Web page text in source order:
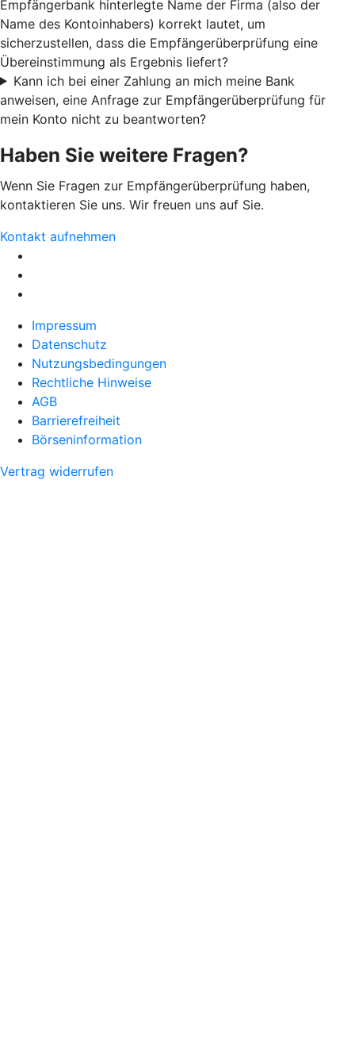
Empfängerbank hinterlegte Name der Firma (also der
Name des Kontoinhabers) korrekt lautet, um
sicherzustellen, dass die Empfängerüberprüfung eine
Übereinstimmung als Ergebnis liefert?
Kann ich bei einer Zahlung an mich meine Bank
anweisen, eine Anfrage zur Empfängerüberprüfung für
mein Konto nicht zu beantworten?
Haben Sie weitere Fragen?
Wenn Sie Fragen zur Empfängerüberprüfung haben,
kontaktieren Sie uns. Wir freuen uns auf Sie.
Kontakt aufnehmen
Impressum
Datenschutz
Nutzungsbedingungen
Rechtliche Hinweise
AGB
Barrierefreiheit
Börseninformation
Vertrag widerrufen